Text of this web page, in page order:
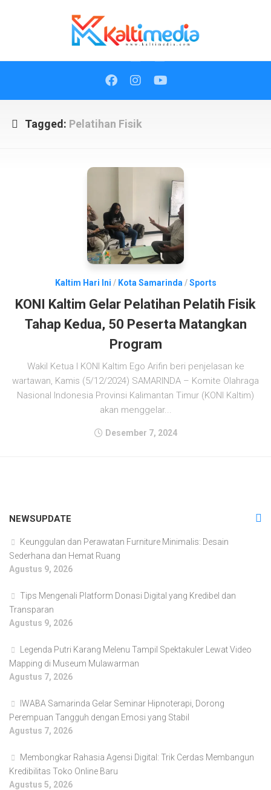
Tagged: Pelatihan Fisik
Kaltim Hari Ini / Kota Samarinda /Sports
KONI Kaltim Gelar Pelatihan Pelatih Fisik
Tahap Kedua, 50 Peserta Matangkan
Program
Wakil Ketua I KONI Kaltim Ego Arifin beri penjelasan ke
wartawan, Kamis (5/12/2024) SAMARINDA – Komite Olahraga
Nasional Indonesia Provinsi Kalimantan Timur (KONI Kaltim)
akan menggelar...
Desember 7, 2024
NEWSUPDATE
Keunggulan dan Perawatan Furniture Minimalis: Desain
Sederhana dan Hemat Ruang
Agustus 9, 2026
Tips Mengenali Platform Donasi Digital yang Kredibel dan
Transparan
Agustus 9, 2026
Legenda Putri Karang Melenu Tampil Spektakuler Lewat Video
Mapping di Museum Mulawarman
Agustus 7, 2026
IWABA Samarinda Gelar Seminar Hipnoterapi, Dorong
Perempuan Tangguh dengan Emosi yang Stabil
Agustus 7, 2026
Membongkar Rahasia Agensi Digital: Trik Cerdas Membangun
Kredibilitas Toko Online Baru
Agustus 5, 2026